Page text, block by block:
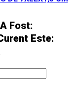
Fost:
Este: